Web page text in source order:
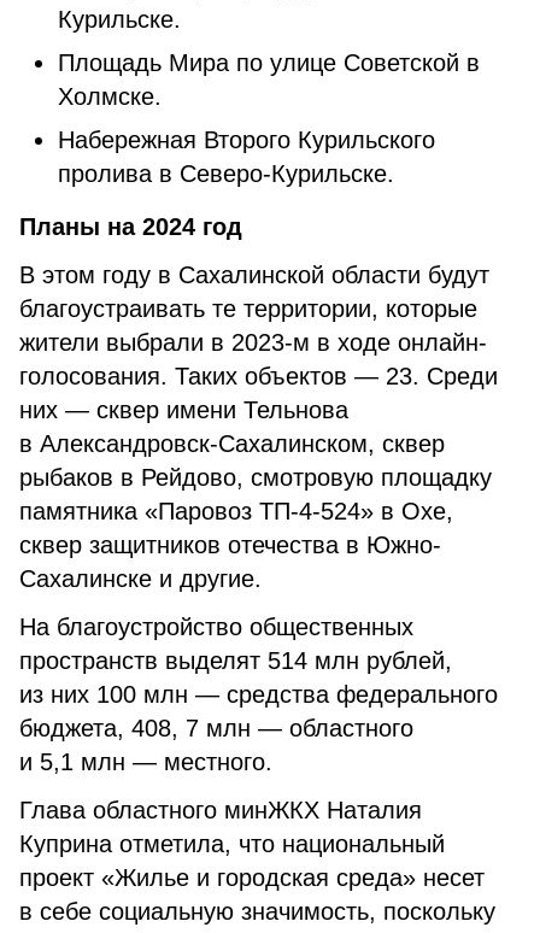
Курильске.
Площадь Мира по улице Советской в
Холмске.
Набережная Второго Курильского
пролива в Северо-Курильске.
Планы на 2024 год
В этом году в Сахалинской области будут
благоустраивать те территории, которые
жители выбрали в 2023-м в ходе онлайн-
голосования. Таких объектов — 23. Среди
них — сквер имени Тельнова
в Александровск-Сахалинском, сквер
рыбаков в Рейдово, смотровую площадку
памятника «Паровоз ТП-4-524» в Охе,
сквер защитников отечества в Южно-
Сахалинске и другие.
На благоустройство общественных
пространств выделят 514 млн рублей,
из них 100 млн — средства федерального
бюджета, 408, 7 млн — областного
и 5,1 млн — местного.
Глава областного минЖКХ Наталия
Куприна отметила, что национальный
проект «Жилье и городская среда» несет
в себе социальную значимость, поскольку